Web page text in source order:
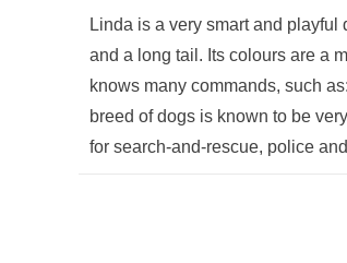
Linda is a very smart and
and a long tail. Its colours are a
knows many commands, such
breed of dogs is known to be
for search-and-rescue, police